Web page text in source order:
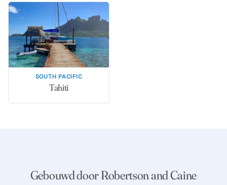
SOUTH PACIFIC
Tahiti
Gebouwd door Robertson and Caine